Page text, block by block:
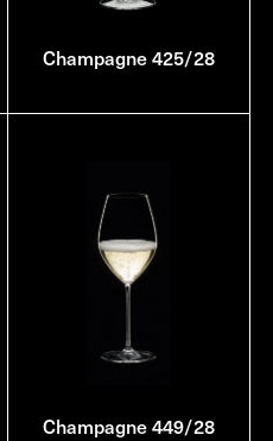
Champagne 425/28
Champagne 449/28